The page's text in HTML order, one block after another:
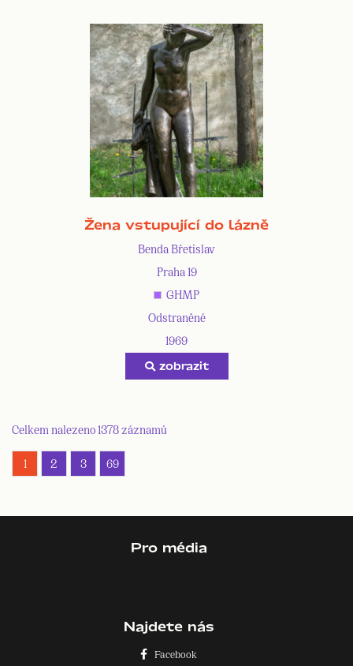
Žena vstupující do lázně
Benda Břetislav
Praha 19
GHMP
Odstraněné
1969
zobrazit
Celkem nalezeno 1378 záznamů
1 2 3 69
Pro média
Najdete nás
Facebook